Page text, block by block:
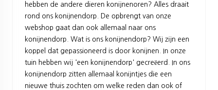
hebben de andere dieren konijnenoren? Alles draait
rond ons konijnendorp. De opbrengt van onze
webshop gaat dan ook allemaal naar ons
konijnendorp. Wat is ons konijnendorp? Wij zijn een
koppel dat gepassioneerd is door konijnen. In onze
tuin hebben wij 'een konijnendorp' gecreëerd. In ons
konijnendorp zitten allemaal konijntjes die een
nieuwe thuis zochten om welke reden dan ook of